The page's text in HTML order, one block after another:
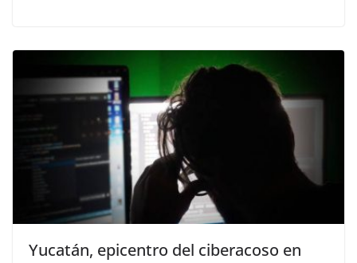
Yucatán, epicentro del ciberacoso en